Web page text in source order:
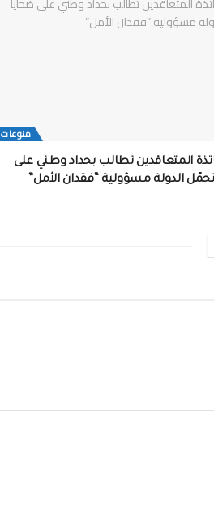
منوعات
المتعاقدين تطالب بحداد وطني على
الدولة مسؤولية “فقدان الأمل”